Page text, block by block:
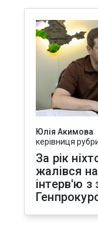
Юлія Акимова
керівниця
За рік
жалівся
інтерв'ю з